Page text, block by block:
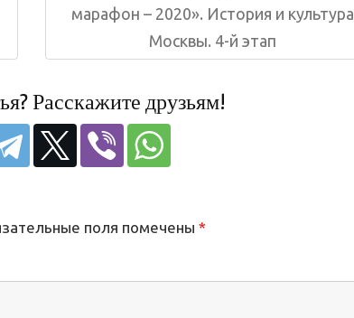
запись:
марафон – 2020». История и культура
Москвы. 4-й этап
Расскажите друзьям!
поля помечены *